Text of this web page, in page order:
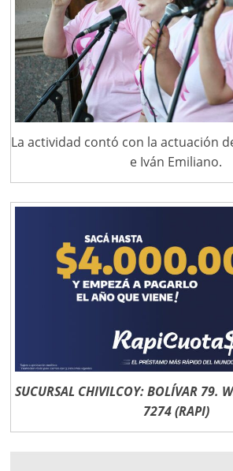
La actividad contó con la actuación
e Iván Emiliano.
SUCURSAL CHIVILCOY: BOLÍVAR 79.
7274 (RAPI)